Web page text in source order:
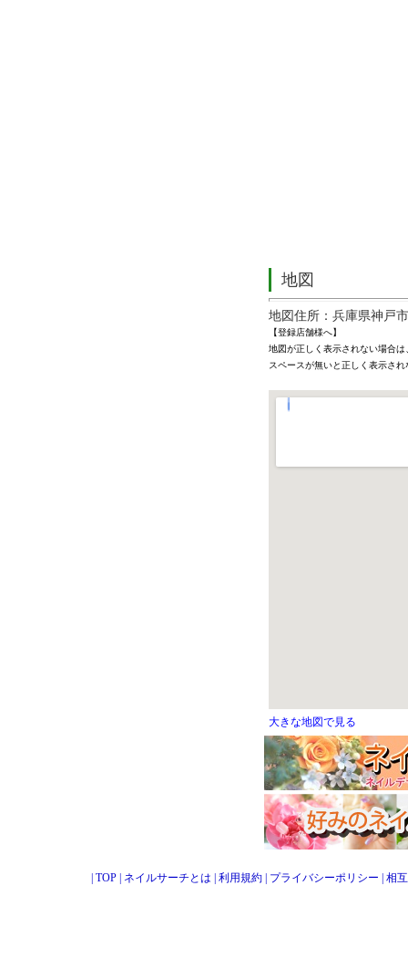
地図
地図住所：兵庫県神戸
【登録店舗様へ】
地図が正しく表示されない場合
スペースが無いと正しく表示さ
大きな地図で見る
TOP ネイルサーチとは 利用規約 プライバシーポリシー 相